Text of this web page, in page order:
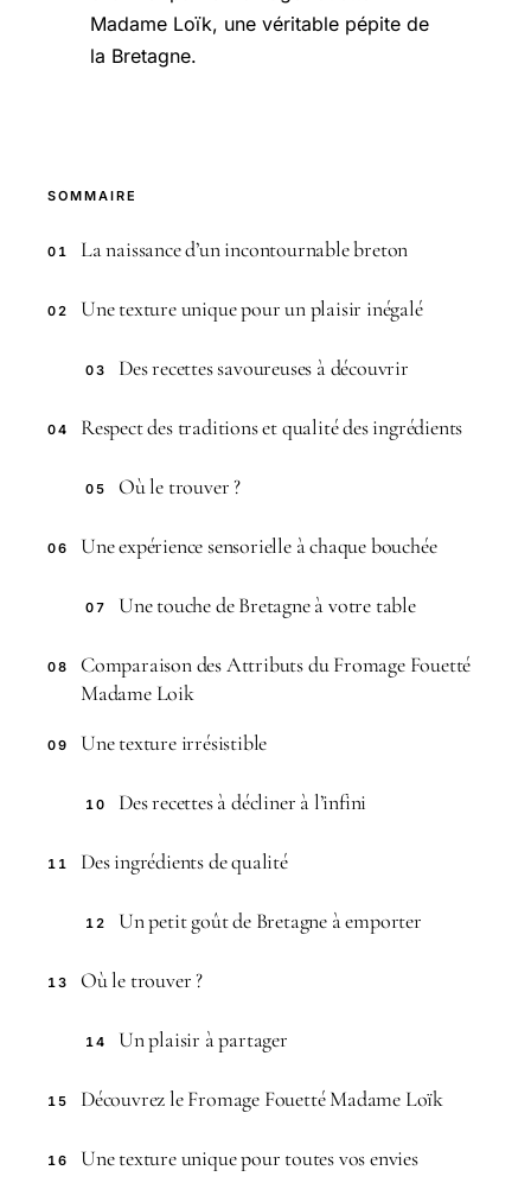
Madame Loïk, une véritable pépite de
la Bretagne.
SOMMAIRE
01 La naissance d’un incontournable breton
02 Une texture unique pour un plaisir inégalé
03 Des recettes savoureuses à découvrir
04 Respect des traditions et qualité des ingrédients
05 Où le trouver ?
06 Une expérience sensorielle à chaque bouchée
07 Une touche de Bretagne à votre table
08
Comparaison des Attributs du Fromage Fouetté
Madame Loik
09 Une texture irrésistible
10 Des recettes à décliner à l’infini
11 Des ingrédients de qualité
12 Un petit goût de Bretagne à emporter
13 Où le trouver ?
14 Un plaisir à partager
15 Découvrez le Fromage Fouetté Madame Loïk
16 Une texture unique pour toutes vos envies